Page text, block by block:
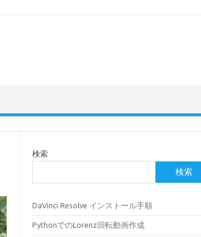
検索
検索
DaVinci Resolve インストール手順
PythonでのLorenz回転動画作成